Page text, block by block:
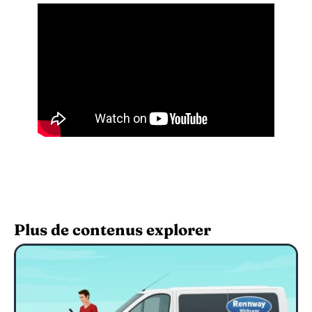
Plus de contenus explorer